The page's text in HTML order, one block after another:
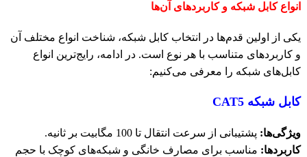
انواع کابل شبکه و کاربردهای آن‌ها
یکی از اولین قدم‌ها در انتخاب کابل شبکه، شناخت انواع مختلف آن
و کاربردهای متناسب با هر نوع است. در ادامه، رایج‌ترین انواع
کابل‌های شبکه را معرفی می‌کنیم:
کابل شبکه CAT5
ویژگی‌ها: پشتیبانی از سرعت انتقال تا 100 مگابیت بر ثانیه.
کاربردها: مناسب برای مصارف خانگی و شبکه‌های کوچک با حجم